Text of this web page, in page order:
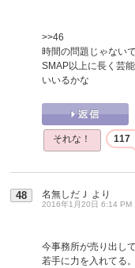
>>46
時間の問題じゃない
SMAP以上に長く芸
いいるかな
それな！ 117
48 名無しだＪ より
2016年1月20日 6:14 PM
今事務所が売り出し
若手に力を入れてる。